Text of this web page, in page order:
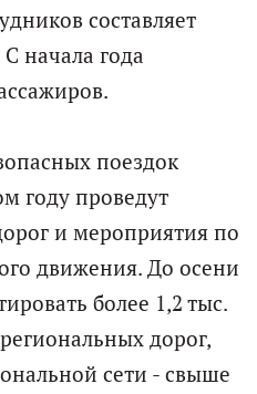
составляет
начала года
поездок
году проведут
и мероприятия по
движения. До осени
более 1,2 тыс.
дорог,
сети - свыше